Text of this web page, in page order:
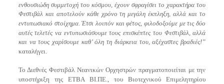
ενθουσιώδη συμμετοχή του κόσμου, έχουν σφραγίσει το χαρακτήρα του
Φεστιβάλ και αποτελούν κάθε χρόνο τη μεγάλη έκπληξη, αλλά και το
εντυπωσιακό στοίχημα. Έτσι λοιπόν και φέτος, φιλοδοξούμε με τις δύο
αυτές τελετές να εντυπωσιάσουμε τους επισκέπτες του Φεστιβάλ, αλλά
και να τους χαρίσουμε καθ’ όλη τη διάρκεια του, αξέχαστες βραδιές!”
καταλήγει.
Το Διεθνές Φεστιβάλ Νεανικών Ορχηστρών πραγματοποιείται με την
υποστήριξη της ΕΤΒΑ ΒΙ.ΠΕ., του Βιοτεχνικού Επιμελητηρίου